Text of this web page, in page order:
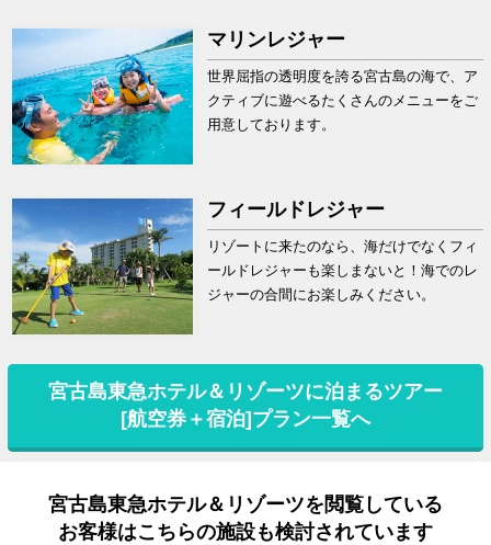
マリンレジャー
世界屈指の透明度を誇る宮古島の海で、ア
クティブに遊べるたくさんのメニューをご
用意しております。
フィールドレジャー
リゾートに来たのなら、海だけでなくフィ
ールドレジャーも楽しまないと！海でのレ
ジャーの合間にお楽しみください。
宮古島東急ホテル＆リゾーツに泊まるツアー
[航空券＋宿泊]プラン一覧へ
宮古島東急ホテル＆リゾーツを閲覧している
お客様はこちらの施設も検討されています